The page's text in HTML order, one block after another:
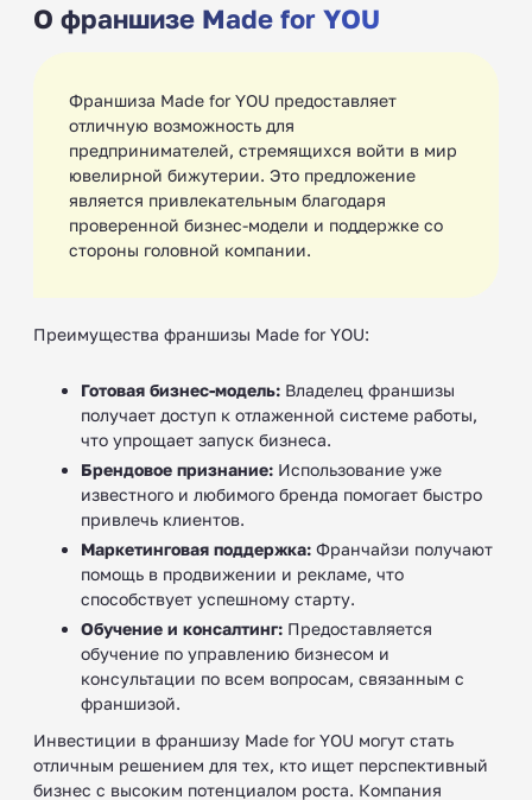
О франшизе Made for YOU
Франшиза Made for YOU предоставляет
отличную возможность для
предпринимателей, стремящихся войти в мир
ювелирной бижутерии. Это предложение
является привлекательным благодаря
проверенной бизнес-модели и поддержке со
стороны головной компании.
Преимущества франшизы Made for YOU:
Готовая бизнес-модель: Владелец франшизы
получает доступ к отлаженной системе работы,
что упрощает запуск бизнеса.
Брендовое признание: Использование уже
известного и любимого бренда помогает быстро
привлечь клиентов.
Маркетинговая поддержка: Франчайзи получают
помощь в продвижении и рекламе, что
способствует успешному старту.
Обучение и консалтинг: Предоставляется
обучение по управлению бизнесом и
консультации по всем вопросам, связанным с
франшизой.
Инвестиции в франшизу Made for YOU могут стать
отличным решением для тех, кто ищет перспективный
бизнес с высоким потенциалом роста. Компания